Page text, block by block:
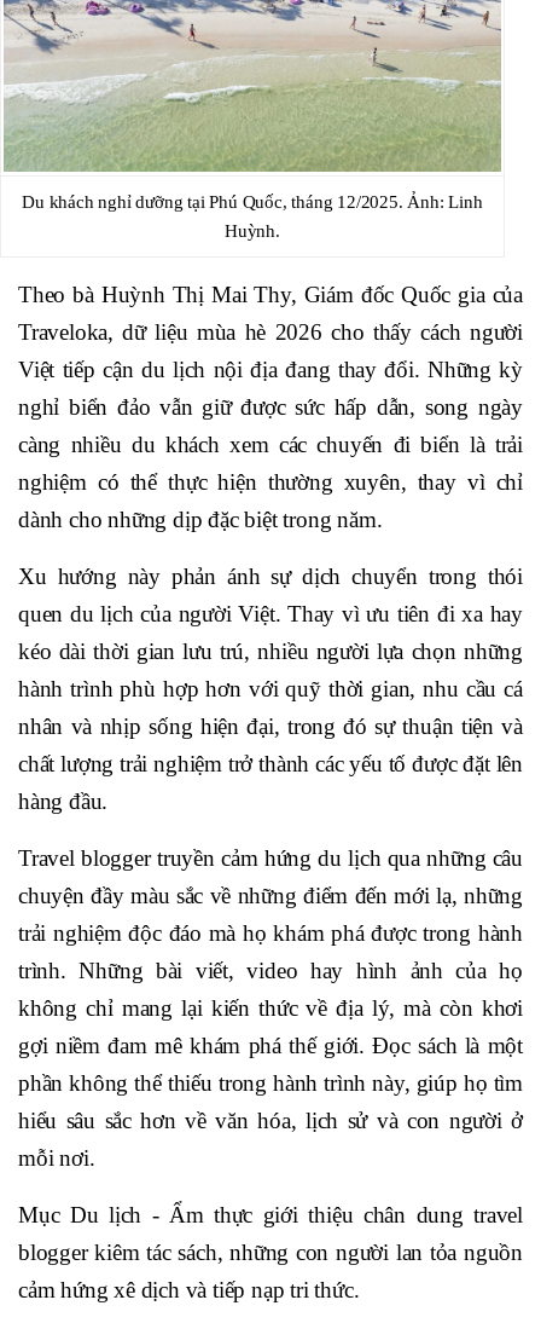
Du khách nghỉ dưỡng tại Phú Quốc, tháng 12/2025. Ảnh: Linh
Huỳnh.
Theo bà Huỳnh Thị Mai Thy, Giám đốc Quốc gia của
Traveloka, dữ liệu mùa hè 2026 cho thấy cách người
Việt tiếp cận du lịch nội địa đang thay đổi. Những kỳ
nghỉ biển đảo vẫn giữ được sức hấp dẫn, song ngày
càng nhiều du khách xem các chuyến đi biển là trải
nghiệm có thể thực hiện thường xuyên, thay vì chỉ
dành cho những dịp đặc biệt trong năm.
Xu hướng này phản ánh sự dịch chuyển trong thói
quen du lịch của người Việt. Thay vì ưu tiên đi xa hay
kéo dài thời gian lưu trú, nhiều người lựa chọn những
hành trình phù hợp hơn với quỹ thời gian, nhu cầu cá
nhân và nhịp sống hiện đại, trong đó sự thuận tiện và
chất lượng trải nghiệm trở thành các yếu tố được đặt lên
hàng đầu.
Travel blogger truyền cảm hứng du lịch qua những câu
chuyện đầy màu sắc về những điểm đến mới lạ, những
trải nghiệm độc đáo mà họ khám phá được trong hành
trình. Những bài viết, video hay hình ảnh của họ
không chỉ mang lại kiến thức về địa lý, mà còn khơi
gợi niềm đam mê khám phá thế giới. Đọc sách là một
phần không thể thiếu trong hành trình này, giúp họ tìm
hiểu sâu sắc hơn về văn hóa, lịch sử và con người ở
mỗi nơi.
Mục Du lịch - Ẩm thực giới thiệu chân dung travel
blogger kiêm tác sách, những con người lan tỏa nguồn
cảm hứng xê dịch và tiếp nạp tri thức.